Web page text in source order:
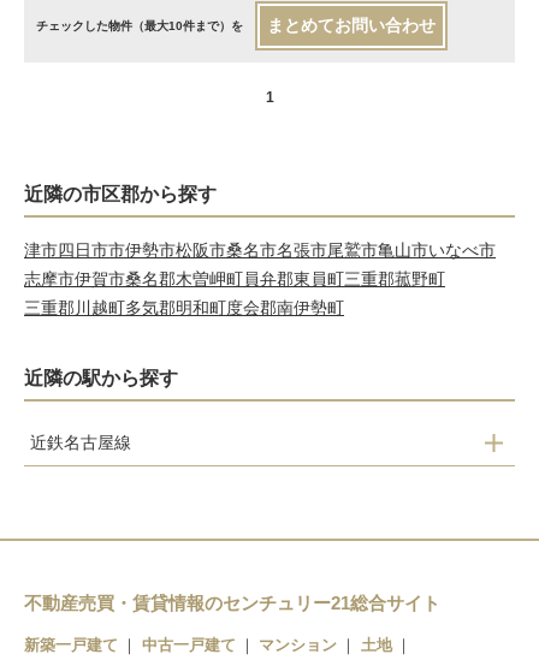
チェックした物件（最大10件まで）を まとめてお問い合わせ
1
近隣の市区郡から探す
津市四日市市伊勢市松阪市桑名市名張市尾鷲市亀山市いなべ市
志摩市伊賀市桑名郡木曽岬町員弁郡東員町三重郡菰野町
三重郡川越町多気郡明和町度会郡南伊勢町
近隣の駅から探す
近鉄名古屋線
近鉄長島
不動産売買・賃貸情報のセンチュリー21総合サイト
新築一戸建て 中古一戸建て マンション
土地